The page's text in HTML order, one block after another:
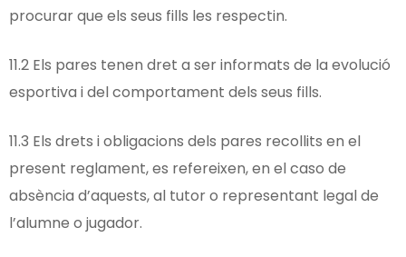
procurar que els seus fills les respectin.
11.2 Els pares tenen dret a ser informats de la evolució
esportiva i del comportament dels seus fills.
11.3 Els drets i obligacions dels pares recollits en el
present reglament, es refereixen, en el caso de
absència d’aquests, al tutor o representant legal de
l’alumne o jugador.